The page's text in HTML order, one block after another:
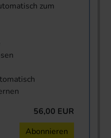
zum
56,00 EUR
Abonnieren